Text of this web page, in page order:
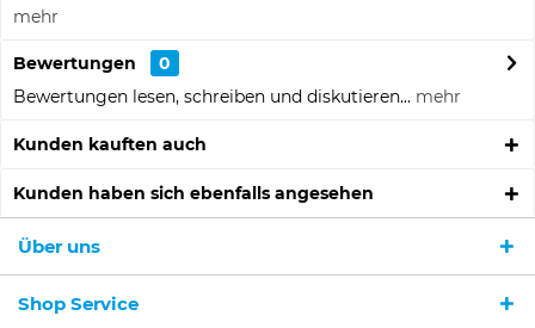
mehr
Bewertungen
0
Bewertungen lesen, schreiben und diskutieren... mehr
Kunden kauften auch
Kunden haben sich ebenfalls angesehen
Über uns
Shop Service